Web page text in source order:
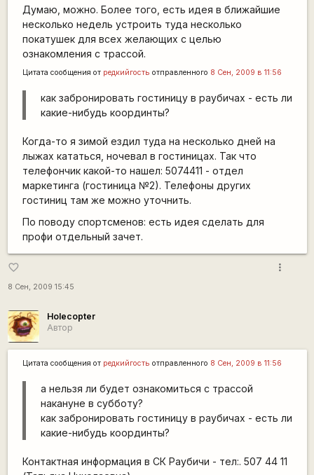
Думаю, можно. Более того, есть идея в ближайшие
несколько недель устроить туда несколько
покатушек для всех желающих с целью
ознакомления с трассой.
Цитата сообщения от редкийгость отправленного 8 Сен, 2009 в 11:56
как забронировать гостиницу в раубичах - есть ли
какие-нибудь координты?
Когда-то я зимой ездил туда на несколько дней на
лыжах кататься, ночевал в гостиницах. Так что
телефончик какой-то нашел: 5074411 - отдел
маркетинга (гостиница №2). Телефоны других
гостиниц там же можно уточнить.
По поводу спортсменов: есть идея сделать для
профи отдельный зачет.
favorite_border
8 Сен, 2009 15:45
more_vert
Holecopter
Автор
Цитата сообщения от редкийгость отправленного 8 Сен, 2009 в 11:56
а нельзя ли будет ознакомиться с трассой
накануне в субботу?
как забронировать гостиницу в раубичах - есть ли
какие-нибудь координты?
Контактная информация в СК Раубичи - тел:. 507 44 11